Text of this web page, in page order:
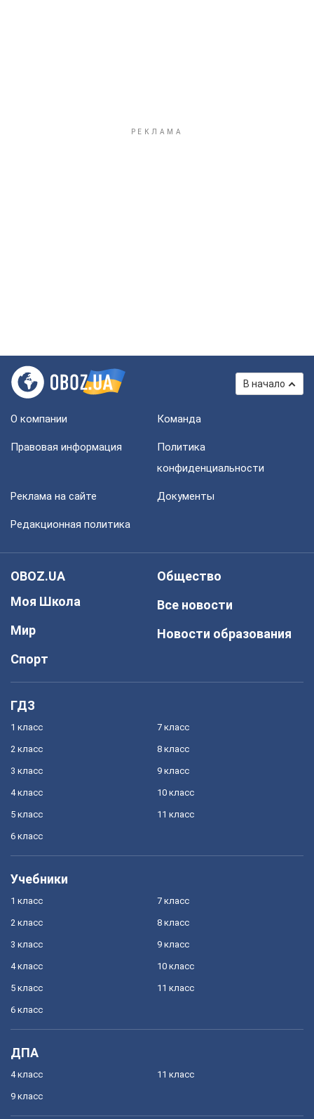
В начало
О компании Команда
Правовая информация
Политика
конфиденциальности
Реклама на сайте Документы
Редакционная политика
OBOZ.UA
Моя Школа
Мир
Спорт
Общество
Все новости
Новости образования
ГДЗ
1 класс
2 класс
3 класс
4 класс
5 класс
6 класс
7 класс
8 класс
9 класс
10 класс
11 класс
Учебники
1 класс
2 класс
3 класс
4 класс
5 класс
6 класс
7 класс
8 класс
9 класс
10 класс
11 класс
ДПА
4 класс
9 класс
11 класс